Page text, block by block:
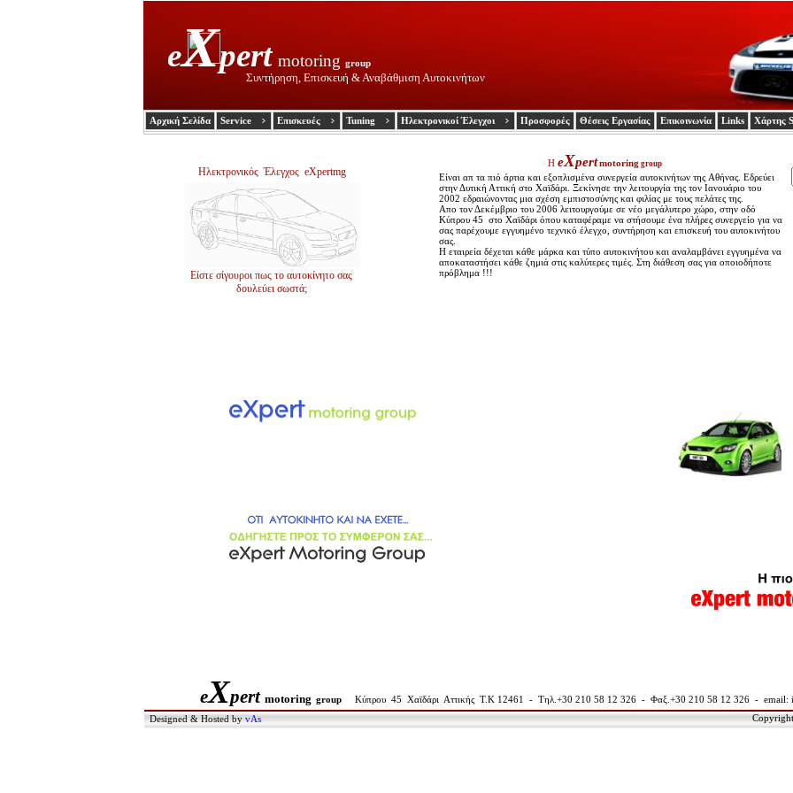
Designed & Hosted by vAs
Συντήρηση, Επισκευή & Αναβάθμιση Αυτοκινήτων
Ηλεκτρονικός Έλεγχος eXpertmg
Είστε σίγουροι πως το αυτοκίνητο σας
δουλεύει σωστά;
Αρχική Σελίδα Service Επισκευές Tuning Ηλεκτρονικοί Έλεγχοι Προσφορές Θέσεις Εργασίας Επικοινωνία Links Χάρτης
eXpert motoring group
eXpert motoring group Κύπρου 45 Χαϊδάρι Αττικής T.K 12461 - Τηλ.+30 210 58 12 326 - Φαξ.+30 210 58 12 326 - email:
Eίναι απ τα πιό άρτια και εξοπλισμένα συνεργεία αυτοκινήτων της Aθήνας. Εδρεύει
στην Δυτική Αττική στο Χαϊδάρι. Ξεκίνησε την λειτουργία της τον Ιανουάριο του
2002 εδραιώνοντας μια σχέση εμπιστοσύνης και φιλίας με τους πελάτες της.
Απο τον Δεκέμβριο του 2006 λειτουργούμε σε νέο μεγάλυτερο χώρο, στην οδό
Κύπρου 45 στο Χαϊδάρι όπου καταφέραμε να στήσουμε ένα πλήρες συνεργείο για να
σας παρέχουμε εγγυημένο τεχνικό έλεγχο, συντήρηση και επισκευή του αυτοκινήτου
σας.
Η εταιρεία δέχεται κάθε μάρκα και τύπο αυτοκινήτου και αναλαμβάνει εγγυημένα να
αποκαταστήσει κάθε ζημιά στις καλύτερες τιμές. Στη διάθεση σας για οποιοδήποτε
πρόβλημα !!!
Η eXpertmotoring group